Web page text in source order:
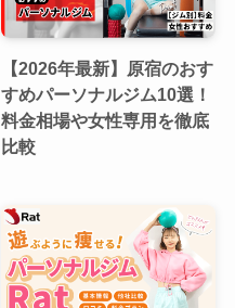
【2026年最新】原宿のおす
すめパーソナルジム10選！
料金相場や女性専用を徹底
比較